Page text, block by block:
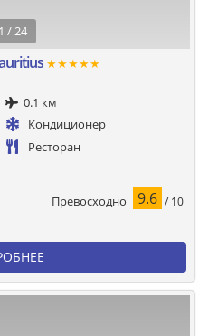
1 / 24
★★★★★
0.1 км
Кондиционер
Ресторан
Превосходно 9.6 / 10